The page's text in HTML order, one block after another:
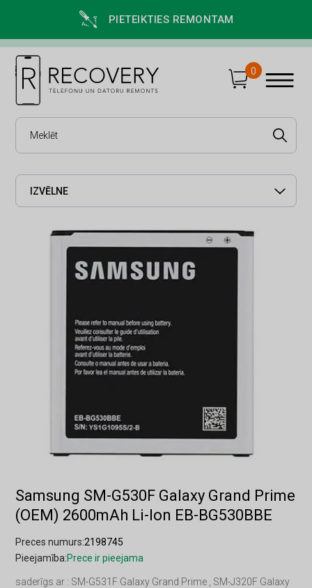
PIETEIKTIES REMONTAM
0
IZVĒLNE
Samsung SM-G530F Galaxy Grand Prime
(OEM) 2600mAh Li-Ion EB-BG530BBE
Preces numurs:2198745
Pieejamība:Prece ir pieejama
saderīgs ar : SM-G531F Galaxy Grand Prime , SM-J320F Galaxy